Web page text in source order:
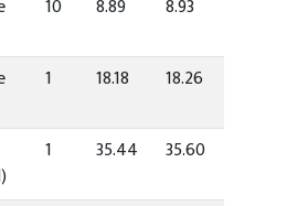
10 8.89 8.93
1 18.18 18.26
1 35.44 35.60